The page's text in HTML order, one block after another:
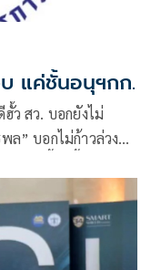
แค่ชั้นอนุฯกก.
ว สว. บอกยังไม่
” บอกไม่ก้าวล่วงมติ
ประชาชน พรรคส้ม